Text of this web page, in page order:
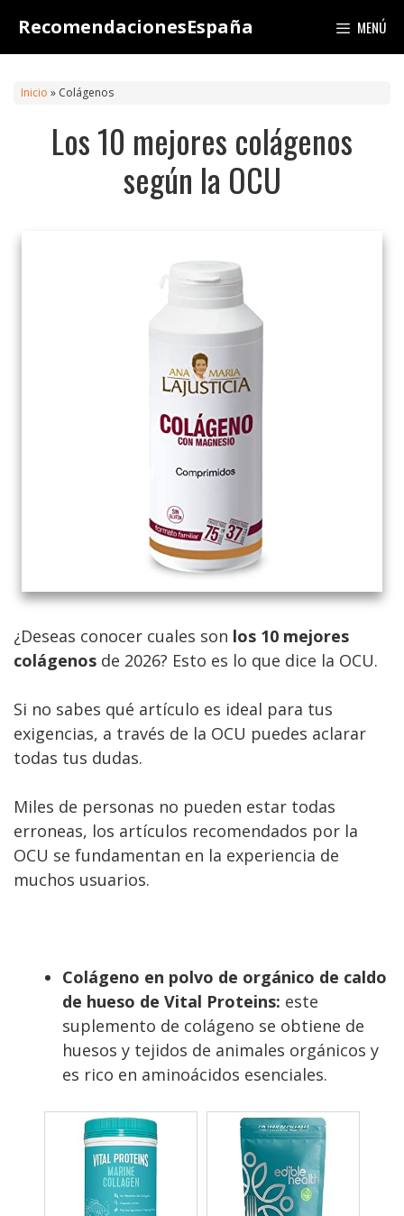
contenido
RecomendacionesEspaña MENÚ
Inicio » Colágenos
Los 10 mejores colágenos
según la OCU
¿Deseas conocer cuales son los 10 mejores
colágenos de 2026? Esto es lo que dice la OCU.
Si no sabes qué artículo es ideal para tus
exigencias, a través de la OCU puedes aclarar
todas tus dudas.
Miles de personas no pueden estar todas
erroneas, los artículos recomendados por la
OCU se fundamentan en la experiencia de
muchos usuarios.
Colágeno en polvo de orgánico de caldo
de hueso de Vital Proteins: este
suplemento de colágeno se obtiene de
huesos y tejidos de animales orgánicos y
es rico en aminoácidos esenciales.